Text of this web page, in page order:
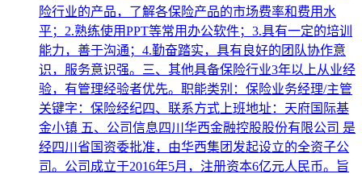
险行业的产品，了解各保险产品的市场费率和费用水
平；2.熟练使用PPT等常用办公软件；3.具有一定的培训
能力，善于沟通；4.勤奋踏实，具有良好的团队协作意
识，服务意识强。三、其他具备保险行业3年以上从业经
验，有管理经验者优先。职能类别：保险业务经理/主管
关键字：保险经纪四、联系方式上班地址：天府国际基
金小镇 五、公司信息四川华西金融控股股份有限公司 是
经四川省国资委批准，由华西集团发起设立的全资子公
司。公司成立于2016年5月，注册资本6亿元人民币。旨